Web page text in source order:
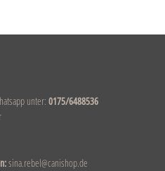
unter: 0175/6488536
sina.rebel@canishop.de